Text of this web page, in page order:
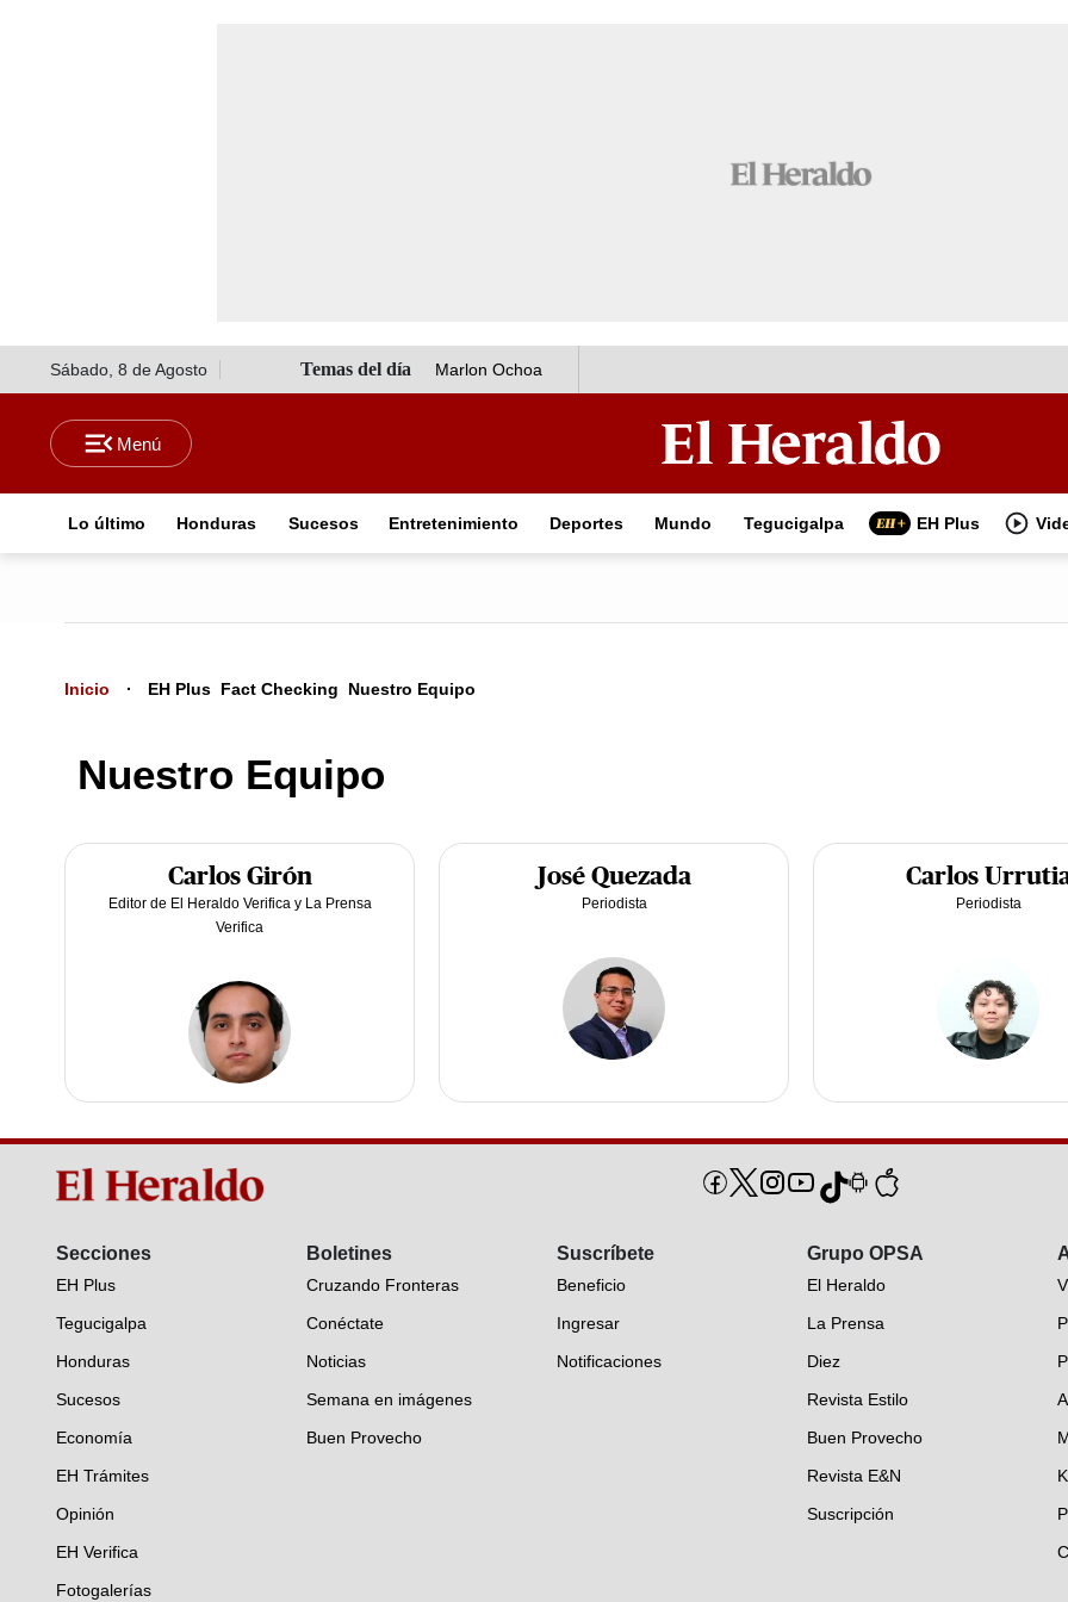
Sábado, 8 de Agosto Marlon Ochoa
Lo último Honduras Sucesos Entretenimiento Deportes Mundo Tegucigalpa EH Plus
Inicio EH Plus Fact Checking Nuestro Equipo
Nuestro Equipo
Carlos Girón
Editor de El Heraldo Verifica y La Prensa
Verifica
José Quezada
Periodista
Carlos
Periodista
Secciones
EH Plus
Tegucigalpa
Honduras
Sucesos
Economía
EH Trámites
Opinión
EH Verifica
Fotogalerías
Boletines
Cruzando Fronteras
Conéctate
Noticias
Semana en imágenes
Buen Provecho
Suscríbete
Beneficio
Ingresar
Notificaciones
Grupo OPSA
El Heraldo
La Prensa
Diez
Revista Estilo
Buen Provecho
Revista E&N
Suscripción